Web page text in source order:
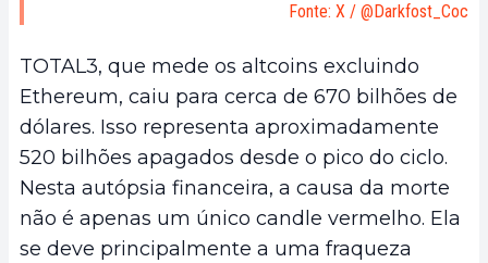
Fonte: X / @Darkfost_Coc
TOTAL3, que mede os altcoins excluindo
Ethereum, caiu para cerca de 670 bilhões de
dólares. Isso representa aproximadamente
520 bilhões apagados desde o pico do ciclo.
Nesta autópsia financeira, a causa da morte
não é apenas um único candle vermelho. Ela
se deve principalmente a uma fraqueza